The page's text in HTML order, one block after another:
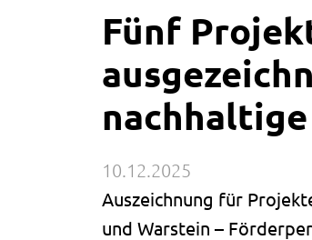
Fünf
10.12.2025
Auszeichnung für
und Warstein –